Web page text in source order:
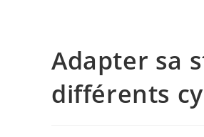
Adapter sa
différents